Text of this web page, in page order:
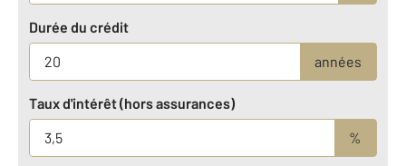
Durée du crédit
années
Taux d'intérêt (hors assurances)
%